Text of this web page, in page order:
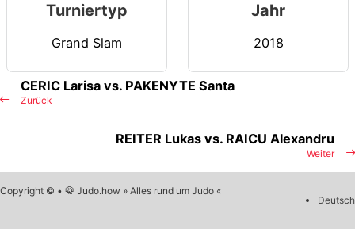
Turniertyp
Grand Slam
Jahr
2018
Zurück
CERIC Larisa vs. PAKENYTE Santa
Weiter
REITER Lukas vs. RAICU Alexandru
Copyright © • 🥋 Judo.how » Alles rund um Judo «
Deutsch